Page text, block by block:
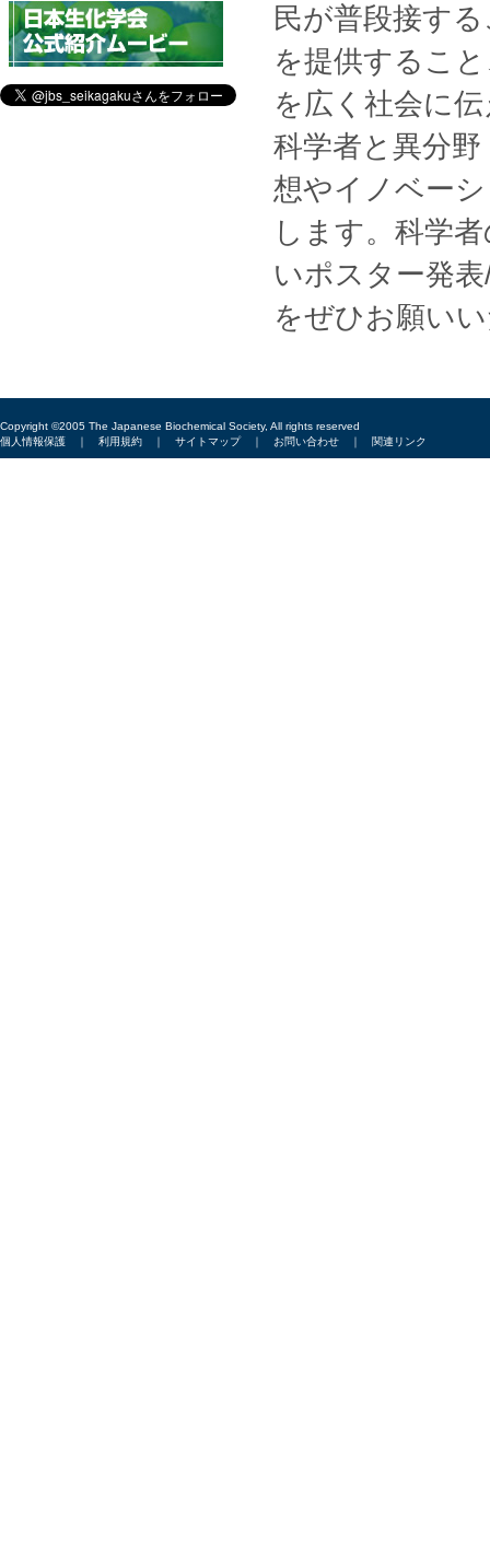
民が普段接す
を提供するこ
を広く社会に
科学者と異分
想やイノベー
します。科学
いポスター発
をぜひお願い
Copyright ©2005 The Japanese Biochemical Society, All rights reserved
個人情報保護 ｜ 利用規約 ｜ サイトマップ｜ お問い合わせ ｜ 関連リンク